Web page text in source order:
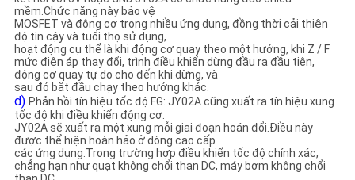
mềm.Chức năng này bảo vệ
MOSFET và động cơ trong nhiều ứng dụng, đồng thời cải thiện
độ tin cậy và tuổi thọ sử dụng,
hoạt động cụ thể là khi động cơ quay theo một hướng, khi Z / F
mức điện áp thay đổi, trình điều khiển dừng đầu ra đầu tiên,
động cơ quay tự do cho đến khi dừng, và
sau đó bắt đầu chạy theo hướng khác.
d) Phản hồi tín hiệu tốc độ FG: JY02A cũng xuất ra tín hiệu xung
tốc độ khi điều khiển động cơ.
JY02A sẽ xuất ra một xung mỗi giai đoạn hoán đổi.Điều này
được thể hiện hoàn hảo ở dòng cao cấp
các ứng dụng.Trong trường hợp điều khiển tốc độ chính xác,
chẳng hạn như quạt không chổi than DC, máy bơm không chổi